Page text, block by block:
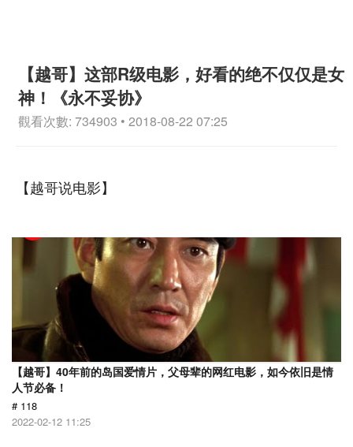
【越哥】这部R级电影，好看的绝不仅仅是女
神！《永不妥协》
觀看次數: 734903 • 2018-08-22 07:25
【越哥说电影】
【越哥】40年前的岛国爱情片，父母辈的网红电影，如今依旧是情
人节必备！
# 118
2022-02-12 11:25